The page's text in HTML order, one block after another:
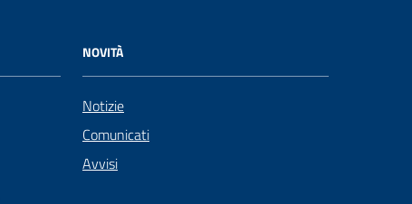
NOVITÀ
Notizie
Comunicati
Avvisi